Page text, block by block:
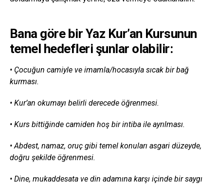
Bana göre bir Yaz Kur’an Kursunun
temel hedefleri şunlar olabilir:
• Çocuğun camiyle ve imamla/hocasıyla sıcak bir bağ
kurması.
• Kur’an okumayı belirli derecede öğrenmesi.
• Kurs bittiğinde camiden hoş bir intiba ile ayrılması.
• Abdest, namaz, oruç gibi temel konuları asgari düzeyde,
doğru şekilde öğrenmesi.
• Dine, mukaddesata ve din adamına karşı içinde bir saygı